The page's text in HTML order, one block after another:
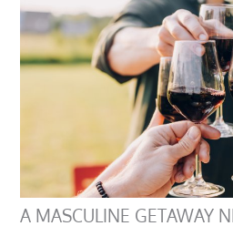
A MASCULINE GETAWAY